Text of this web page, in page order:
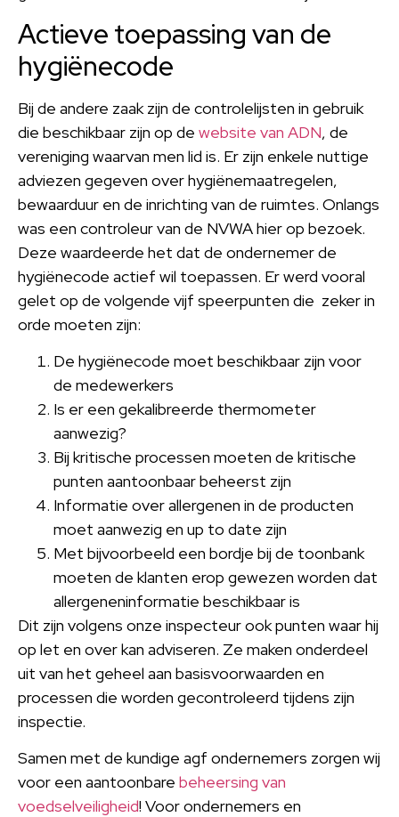
Actieve toepassing van de
hygiënecode
Bij de andere zaak zijn de controlelijsten in gebruik
die beschikbaar zijn op de website van ADN, de
vereniging waarvan men lid is. Er zijn enkele nuttige
adviezen gegeven over hygiënemaatregelen,
bewaarduur en de inrichting van de ruimtes. Onlangs
was een controleur van de NVWA hier op bezoek.
Deze waardeerde het dat de ondernemer de
hygiënecode actief wil toepassen. Er werd vooral
gelet op de volgende vijf speerpunten die zeker in
orde moeten zijn:
De hygiënecode moet beschikbaar zijn voor
de medewerkers
Is er een gekalibreerde thermometer
aanwezig?
Bij kritische processen moeten de kritische
punten aantoonbaar beheerst zijn
Informatie over allergenen in de producten
moet aanwezig en up to date zijn
Met bijvoorbeeld een bordje bij de toonbank
moeten de klanten erop gewezen worden dat
allergeneninformatie beschikbaar is
Dit zijn volgens onze inspecteur ook punten waar hij
op let en over kan adviseren. Ze maken onderdeel
uit van het geheel aan basisvoorwaarden en
processen die worden gecontroleerd tijdens zijn
inspectie.
Samen met de kundige agf ondernemers zorgen wij
voor een aantoonbare beheersing van
voedselveiligheid! Voor ondernemers en